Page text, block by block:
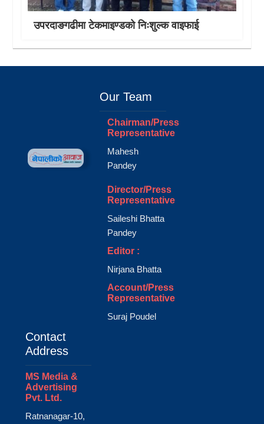
उपरदाङगढीमा टेकमाइण्डको निःशुल्क वाइफाई
Our Team
Chairman/Press
Representative
Mahesh
Pandey
Director/Press
Representative
Saileshi Bhatta
Pandey
Editor :
Nirjana Bhatta
Account/Press
Representative
Suraj Poudel
Contact
Address
MS Media &
Advertising
Pvt. Ltd.
Ratnanagar-10,